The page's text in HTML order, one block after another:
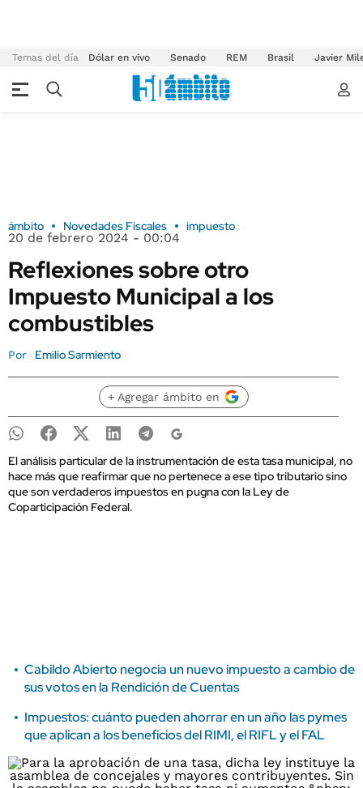
Temas del día Dólar en vivo Senado REM Brasil Javier
ámbito Novedades Fiscales impuesto
20 de febrero 2024 - 00:04
Reflexiones sobre otro
Impuesto Municipal a los
combustibles
Por Emilio Sarmiento
+ Agregar ámbito en
El análisis particular de la instrumentación de esta tasa municipal, no
hace más que reafirmar que no pertenece a ese tipo tributario sino
que son verdaderos impuestos en pugna con la Ley de
Coparticipación Federal.
Cabildo Abierto negocia un nuevo impuesto a cambio de
sus votos en la Rendición de Cuentas
Impuestos: cuánto pueden ahorrar en un año las pymes
que aplican a los beneficios del RIMI, el RIFL y el FAL